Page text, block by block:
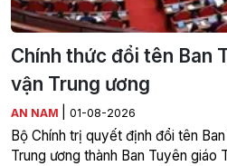
Chính thức đổi tên Ban
vận Trung ương
AN NAM 01-08-2026
Bộ Chính trị quyết định đổi tên
Trung ương thành Ban Tuyên giáo